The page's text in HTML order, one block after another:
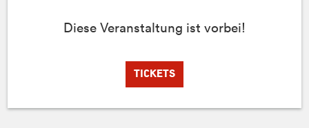
Diese Veranstaltung ist vorbei!
TICKETS